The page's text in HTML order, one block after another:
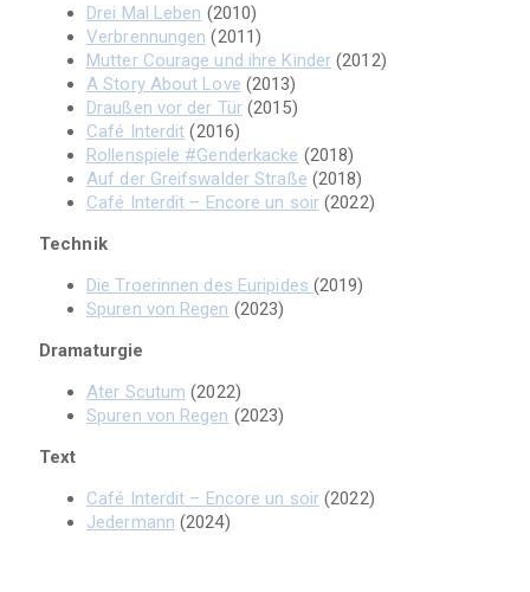
Drei Mal Leben (2010)
Verbrennungen (2011)
Mutter Courage und ihre Kinder (2012)
A Story About Love (2013)
Draußen vor der Tür(2015)
Café Interdit (2016)
Rollenspiele #Genderkacke (2018)
Auf der Greifswalder Straße (2018)
Café Interdit – Encore un soir (2022)
Technik
Die Troerinnen des Euripides (2019)
Spuren von Regen (2023)
Dramaturgie
Ater Scutum (2022)
Spuren von Regen (2023)
Text
Café Interdit – Encore un soir (2022)
Jedermann (2024)